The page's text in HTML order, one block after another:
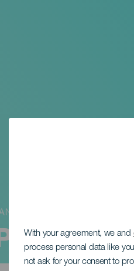
With your agreement, we and
process personal data like
not ask for your consent to